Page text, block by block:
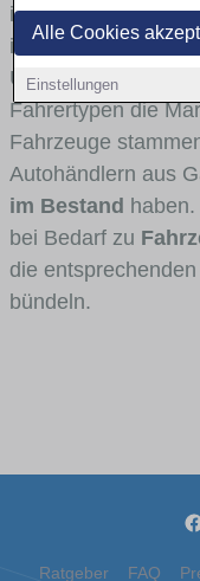
Alle Cookies
Einstellungen
in welchen
ist, welche
Umlandverkehr zu
Fahrertypen die
Fahrzeuge
Autohändlern aus
im Bestand
bei Bedarf zu
die
bündeln.
Ratgeber FAQ